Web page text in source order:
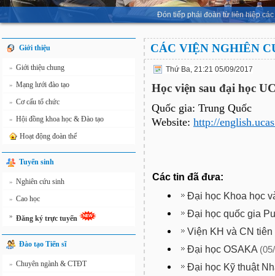
Đón tiếp phái đoàn từ liên hiệp
Giới thiệu
» Giới thiệu chung
» Mạng lưới đào tạo
» Cơ cấu tổ chức
» Hội đồng khoa học & Đào tạo
Hoạt động đoàn thể
Tuyển sinh
» Nghiên cứu sinh
» Cao học
» Đăng ký trực tuyến
Đào tạo Tiến sĩ
» Chuyên ngành & CTĐT
CÁC VIỆN NGHIÊN
Thứ Ba, 21:21 05/09/2017
Học viện sau đại học
Quốc gia: Trung Quốc
Website: http://
Các tin đã đưa:
Đại học Khoa học
Đại học quốc gia
Viện KH và CN
Đại học OSAKA
Đại học Kỹ thuật